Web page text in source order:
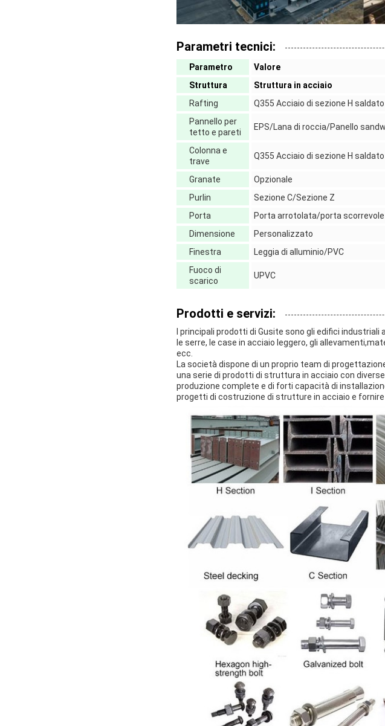
Parametri tecnici:
Parametro
Valore
Struttura
Struttura in acciaio
Rafting
Q355 Acciaio di sezione H saldato
Pannello per
tetto e pareti
EPS/Lana di roccia/Panello
Colonna e
trave
Q355 Acciaio di sezione H saldato
Granate
Opzionale
Purlin
Sezione C/Sezione Z
Porta
Porta arrotolata/porta scorrevole
Dimensione
Personalizzato
Finestra
Leggia di alluminio/PVC
Fuoco di
scarico
UPVC
Prodotti e servizi:
I principali prodotti di Gusite sono gli edifici
le serre, le case in acciaio leggero, gli
ecc.
La società dispone di un proprio team di
una serie di prodotti di struttura in acciaio con
produzione complete e di forti capacità di
progetti di costruzione di strutture in acciaio e